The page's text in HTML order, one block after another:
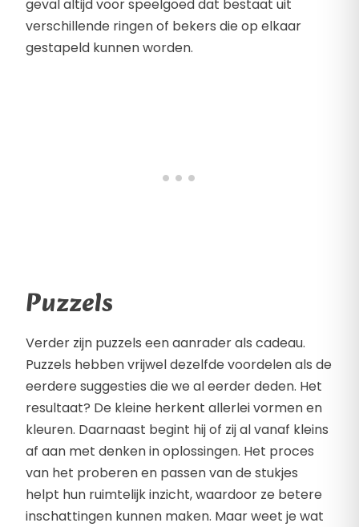
geval altijd voor speelgoed dat bestaat uit
verschillende ringen of bekers die op elkaar
gestapeld kunnen worden.
Puzzels
Verder zijn puzzels een aanrader als cadeau.
Puzzels hebben vrijwel dezelfde voordelen als de
eerdere suggesties die we al eerder deden. Het
resultaat? De kleine herkent allerlei vormen en
kleuren. Daarnaast begint hij of zij al vanaf kleins
af aan met denken in oplossingen. Het proces
van het proberen en passen van de stukjes
helpt hun ruimtelijk inzicht, waardoor ze betere
inschattingen kunnen maken. Maar weet je wat